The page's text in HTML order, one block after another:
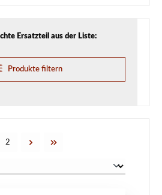
Ersatzteil aus der Liste:
Produkte filtern
Seite
2